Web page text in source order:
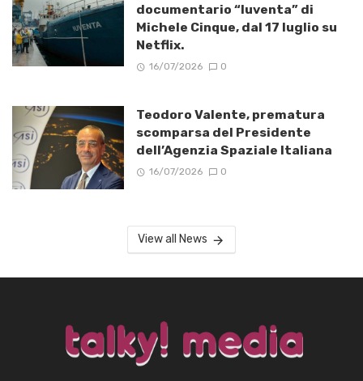
documentario “Iuventa” di
Michele Cinque, dal 17 luglio su
Netflix.
16/07/2026 0
Teodoro Valente, prematura
scomparsa del Presidente
dell’Agenzia Spaziale Italiana
16/07/2026 0
View all News